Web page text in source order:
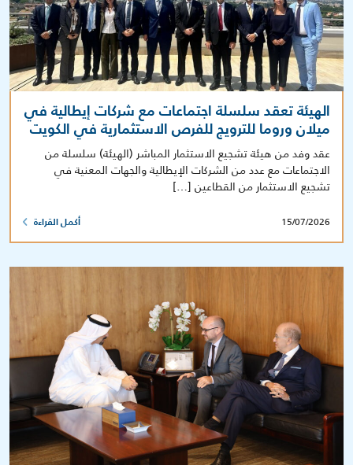
الهيئة تعقد سلسلة اجتماعات مع شركات إيطالية في
ميلان وروما للترويج للفرص الاستثمارية في الكويت
عقد وفد من هيئة تشجيع الاستثمار المباشر (الهيئة) سلسلة من
الاجتماعات مع عدد من الشركات الإيطالية والجهات المعنية في
تشجيع الاستثمار من القطاعين […]
15/07/2026 أكمل القراءة